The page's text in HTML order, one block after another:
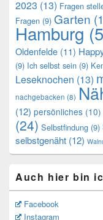
2023 (13) Fragen
Fragen (9) Garten
Hamburg
Oldenfelde (11)
(9) Ich selbst sein (9)
Leseknochen (13)
nachgebacken (8)
(12) persönliches (10)
(24) Selbstfindung (9)
selbstgenäht (12)
Auch hier bin
Facebook
Instagram